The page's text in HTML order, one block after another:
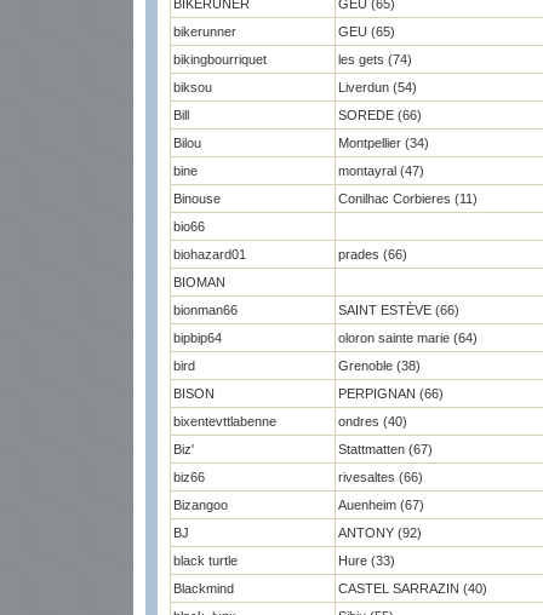
BIKERUNER
GEU (65)
bikerunner
GEU (65)
bikingbourriquet
les gets (74)
biksou
Liverdun (54)
Bill
SOREDE (66)
Bilou
Montpellier (34)
bine
montayral (47)
Binouse
Conilhac Corbieres (11)
bio66
biohazard01
prades (66)
BIOMAN
bionman66
SAINT ESTÈVE (66)
bipbip64
oloron sainte marie (64)
bird
Grenoble (38)
BISON
PERPIGNAN (66)
bixentevttlabenne
ondres (40)
Biz'
Stattmatten (67)
biz66
rivesaltes (66)
Bizangoo
Auenheim (67)
BJ
ANTONY (92)
black turtle
Hure (33)
Blackmind
CASTEL SARRAZIN (40)